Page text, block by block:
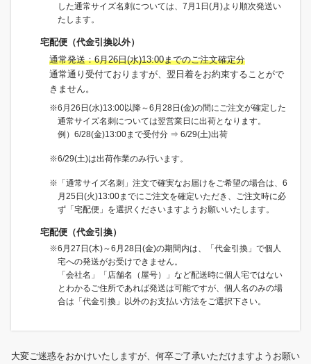
した通常サイズ名刺については、7月1日(月)より順次発送い
たします。
宅配便（代金引換以外）
通常発送：6月26日(水)13:00までのご注文確定分
通常通り受付ておりますが、翌日着をお約束することがで
きません。
※6月26日(水)13:00以降～6月28日(金)の間にご注文が確定した
通常サイズ名刺については翌営業日に出荷となります。
例）6/28(金)13:00まで受付分 ⇒ 6/29(土)出荷
※6/29(土)は出荷作業のみ行います。
※「通常サイズ名刺」注文で確実なお届けをご希望の場合は、6
月25日(火)13:00までにご注文を確定いただき、ご注文時に必
ず「宅配便」を選択くださいますようお願いいたします。
宅配便（代金引換）
※6月27日(木)～6月28日(金)の期間内は、「代金引換」で個人
宅への発送がお受けできません。
「会社名」「店舗名（屋号）」など配送時に個人宅ではない
とわかるご住所であれば発送は可能ですが、個人名のみの場
合は「代金引換」以外のお支払い方法をご選択下さい。
大変ご迷惑をおかけいたしますが、何卒ご了承いただけますようお願い